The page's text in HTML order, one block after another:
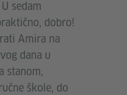
sedam
dobro!
Amira na
dana u
stanom,
škole, do